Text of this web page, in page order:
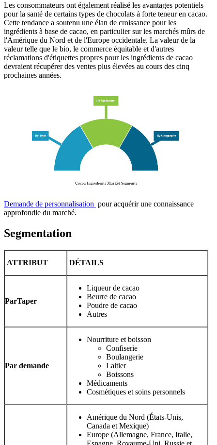
Les consommateurs ont également réalisé les avantages potentiels
pour la santé de certains types de chocolats à forte teneur en cacao.
Cette tendance a soutenu une élan de croissance pour les
ingrédients à base de cacao, en particulier sur les marchés mûrs de
l'Amérique du Nord et de l'Europe occidentale. La valeur de la
valeur telle que le bio, le commerce équitable et d'autres
réclamations d'étiquettes propres pour les ingrédients de cacao
devraient récupérer des ventes plus élevées au cours des cinq
prochaines années.
Demande de personnalisation pour acquérir une connaissance
approfondie du marché.
Segmentation
ATTRIBUT DÉTAILS
ParTaper
Liqueur de cacao
Beurre de cacao
Poudre de cacao
Autres
Par demande
Nourriture et boisson
Confiserie
Boulangerie
Laitier
Boissons
Médicaments
Cosmétiques et soins personnels
Amérique du Nord (États-Unis,
Canada et Mexique)
Europe (Allemagne, France, Italie,
Espagne, Royaume-Uni, Russie et